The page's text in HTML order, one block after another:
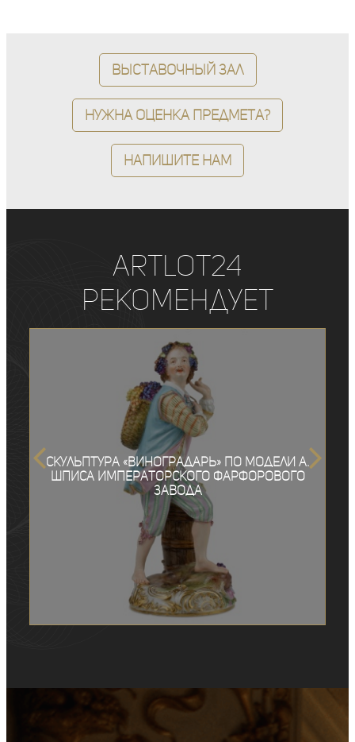
Выставочный зал
Нужна оценка предмета?
Напишите нам
ArtLot24
рекомендует
Скульптура «Виноградарь» по модели А.
Шписа Императорского фарфорового
завода